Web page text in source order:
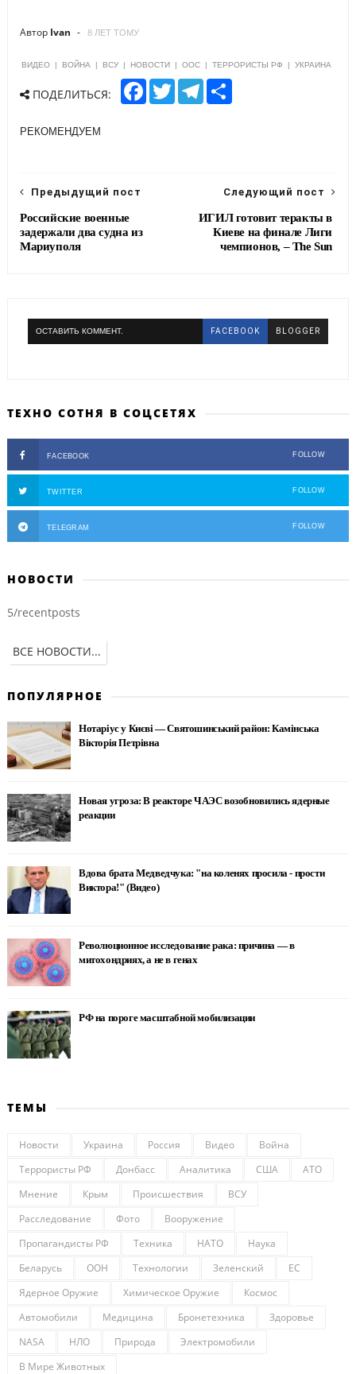
Автор Ivan 8 ЛЕТ ТОМУ
ВИДЕО | ВОЙНА | ВСУ | НОВОСТИ | ООС | ТЕРРОРИСТЫ РФ | УКРАИНА
ПОДЕЛИТЬСЯ:
F
T
w
T
S
РЕКОМЕНДУЕМ
Следующий пост
ИГИЛ готовит теракты в
Киеве на финале Лиги
чемпионов, – The Sun
Предыдущий пост
Российские военные
задержали два судна из
Мариуполя
ОСТАВИТЬ КОММЕНТ. FACEBOOK BLOGGER
ТЕХНО СОТНЯ В СОЦСЕТЯХ
FACEBOOK FOLLOW
TWITTER FOLLOW
TELEGRAM FOLLOW
НОВОСТИ
5/recentposts
ВСЕ НОВОСТИ...
ПОПУЛЯРНОЕ
Нотаріус у Києві — Святошинський район: Камінська
Вікторія Петрівна
Новая угроза: В реакторе ЧАЭС возобновились ядерные
реакции
Вдова брата Медведчука: "на коленях просила - прости
Виктора!" (Видео)
Революционное исследование рака: причина — в
митохондриях, а не в генах
РФ на пороге масштабной мобилизации
ТЕМЫ
Новости Украина Россия Видео
Война
Террористы РФ
Донбасс Аналитика США
АТО
Мнение
Крым Происшествия
ВСУ
Расследование
Фото
Вооружение
Пропагандисты РФ
Техника НАТО
Наука
Беларусь
ООН Технологии Зеленский
ЕС
Ядерное Оружие
Химическое Оружие
Космос
Автомобили
Медицина Бронетехника
Здоровье
NASA
НЛО Природа
Электромобили
В Мире Животных